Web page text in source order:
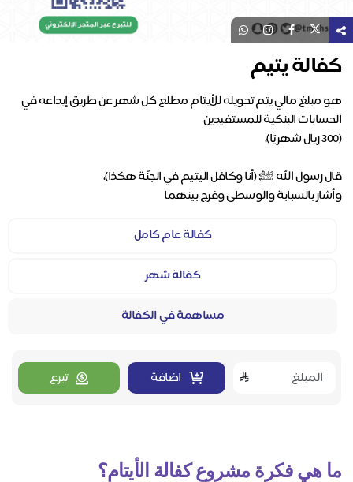
كفالة يتيم
هو مبلغ مالي يتم تحويله للأيتام مطلع كل شهر عن طريق إيداعه في
وأشار بالسبابة والوسطى وفرج بينهما
كفالة عام كامل
كفالة شهر
مساهمة في الكفالة
اضافة تبرع
ما هي فكرة مشروع كفالة الأيتام؟